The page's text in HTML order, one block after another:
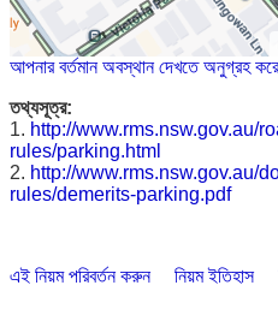
আপনার বর্তমান অবস্থান দেখতে অনুগ্রহ
তথ্যসূত্র:
1. http://www.rms.nsw.gov.au/
rules/parking.html
2. http://www.rms.nsw.gov.au/
rules/demerits-parking.pdf
এই নিয়ম পরিবর্তন করুন নিয়ম ইতিহাস